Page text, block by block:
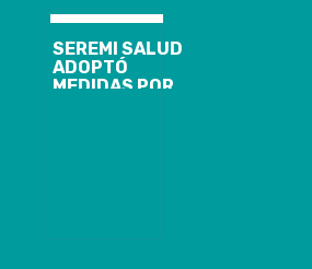
SEREMI SALUD
ADOPTÓ
MEDIDAS POR